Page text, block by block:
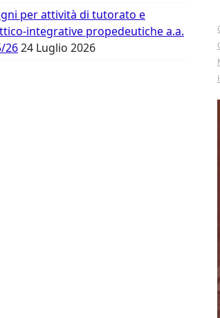
per attività di tutorato e
integrative propedeutiche a.a.
2624 Luglio 2026